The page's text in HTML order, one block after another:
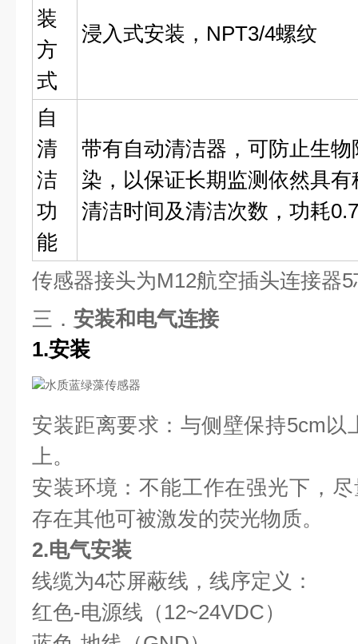
装
方
式
浸入式安装，NPT3/4螺纹
自
清
洁
功
能
带有自动清洁器，可防止生
染，以保证长期监测依然具
清洁时间及清洁次数，功耗
传感器接头为M12航空插头连接器
三． 安装和电气连接
1.安装
安装距离要求：与侧壁保持5cm以
上。
安装环境：不能工作在强光下，
存在其他可被激发的荧光物质。
2.电气安装
线缆为4芯屏蔽线，线序定义：
红色-电源线（12~24VDC）